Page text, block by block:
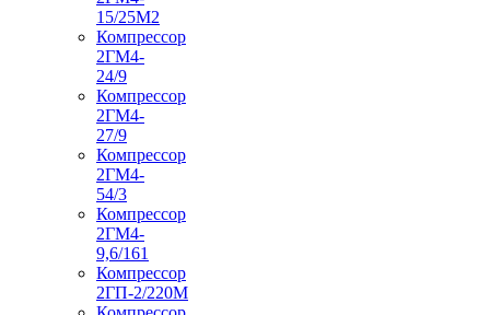
15/25М2
Компрессор
2ГМ4-
24/9
Компрессор
2ГМ4-
27/9
Компрессор
2ГМ4-
54/3
Компрессор
2ГМ4-
9,6/161
Компрессор
2ГП-2/220М